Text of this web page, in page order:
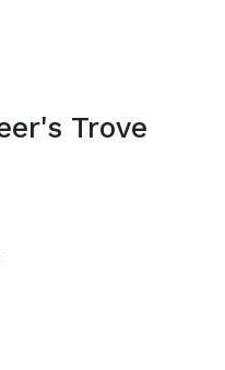
Trove
Trove contiene una